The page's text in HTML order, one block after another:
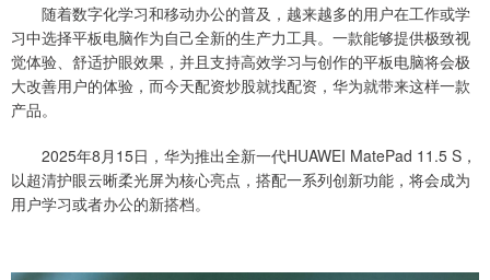
随着数字化学习和移动办公的普及，越来越多的用户在工作或学
习中选择平板电脑作为自己全新的生产力工具。一款能够提供极致视
觉体验、舒适护眼效果，并且支持高效学习与创作的平板电脑将会极
大改善用户的体验，而今天配资炒股就找配资，华为就带来这样一款
产品。
2025年8月15日，华为推出全新一代HUAWEI MatePad 11.5 S，
以超清护眼云晰柔光屏为核心亮点，搭配一系列创新功能，将会成为
用户学习或者办公的新搭档。